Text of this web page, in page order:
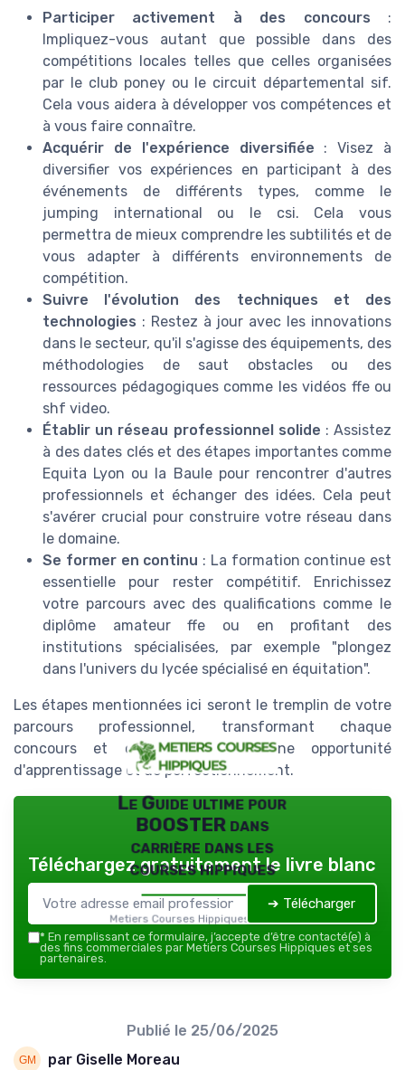
Participer activement à des concours :
Impliquez-vous autant que possible dans des
compétitions locales telles que celles organisées
par le club poney ou le circuit départemental sif.
Cela vous aidera à développer vos compétences et
à vous faire connaître.
Acquérir de l'expérience diversifiée : Visez à
diversifier vos expériences en participant à des
événements de différents types, comme le
jumping international ou le csi. Cela vous
permettra de mieux comprendre les subtilités et de
vous adapter à différents environnements de
compétition.
Suivre l'évolution des techniques et des
technologies : Restez à jour avec les innovations
dans le secteur, qu'il s'agisse des équipements, des
méthodologies de saut obstacles ou des
ressources pédagogiques comme les vidéos ffe ou
shf video.
Établir un réseau professionnel solide : Assistez
à des dates clés et des étapes importantes comme
Equita Lyon ou la Baule pour rencontrer d'autres
professionnels et échanger des idées. Cela peut
s'avérer crucial pour construire votre réseau dans
le domaine.
Se former en continu : La formation continue est
essentielle pour rester compétitif. Enrichissez
votre parcours avec des qualifications comme le
diplôme amateur ffe ou en profitant des
institutions spécialisées, par exemple "plongez
dans l'univers du lycée spécialisé en équitation".
Les étapes mentionnées ici seront le tremplin de votre
parcours professionnel, transformant chaque
concours et chaque prix en une opportunité
d'apprentissage et de perfectionnement.
Le Guide ultime pour
BOOSTER dans
carrière dans les
courses hippiques
Metiers Courses Hippiques — 2026
Téléchargez gratuitement le livre blanc
➔ Télécharger
* En remplissant ce formulaire, j’accepte d’être contacté(e) à
des fins commerciales par Metiers Courses Hippiques et ses
partenaires.
Publié le 25/06/2025
par Giselle Moreau